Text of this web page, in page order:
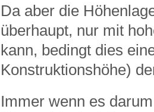
Da aber die
überhaupt, nur mit
kann, bedingt dies
Konstruktionshöhe)
Immer wenn es